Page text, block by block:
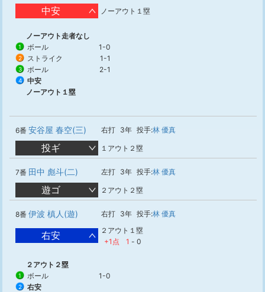
中安 ノーアウト１塁
ノーアウト走者なし
1 ボール 1-0
2 ストライク 1-1
3 ボール 2-1
4
中安
ノーアウト１塁
6番 安谷屋 春空(三) 右打 3年 投手:林 優真
投ギ １アウト２塁
7番 田中 彪斗(二) 左打 3年 投手:林 優真
遊ゴ ２アウト２塁
8番 伊波 槙人(遊) 右打 3年 投手:林 優真
右安
２アウト１塁
+1点
1 - 0
２アウト２塁
1 ボール 1-0
2
右安